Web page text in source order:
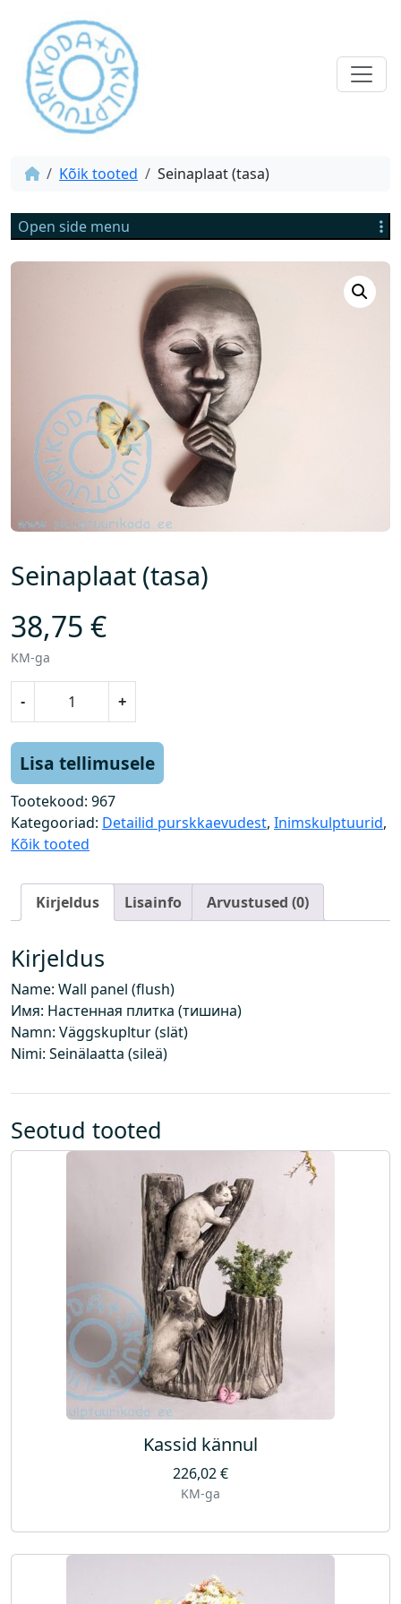
Kõik tooted Seinaplaat (tasa)
Open side menu
Seinaplaat (tasa)
38,75 €
KM-ga
-
a
p
l
a
t
a
s
a
)
k
o
u
s
+
Lisa tellimusele
Tootekood: 967
Kategooriad: Detailid purskkaevudest, Inimskulptuurid,
Kõik tooted
Kirjeldus Lisainfo Arvustused (0)
Kirjeldus
Name: Wall panel (flush)
Имя: Настенная плитка (тишина)
Namn: Väggskupltur (slät)
Nimi: Seinälaatta (sileä)
Seotud tooted
Kassid kännul
226,02€
KM-ga